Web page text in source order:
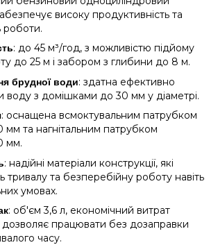
високу продуктивність та
роботи.
: до 45 м³/год, з можливістю підйому
до 25 м і забором з глибини до 8 м.
брудної води: здатна ефективно
воду з домішками до 30 мм у діаметрі.
: оснащена всмоктувальним патрубком
мм та нагнітальним патрубком
мм.
: надійні матеріали конструкції, які
тривалу та безперебійну роботу навіть
умовах.
: об'єм 3,6 л, економічний витрат
працювати без дозаправки
часу.